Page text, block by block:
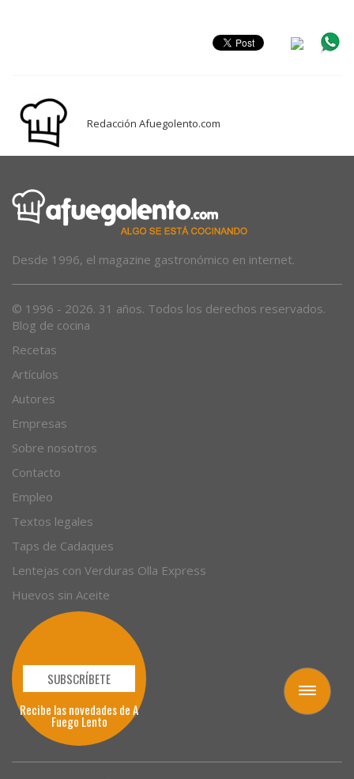
Toggle
navigation
Redacción Afuegolento.com
Desde 1996, el magazine gastronómico en internet.
© 1996 - 2026. 31 años. Todos los derechos reservados.
Blog de cocina
Recetas
Artículos
Autores
Empresas
Sobre nosotros
Contacto
Empleo
Textos legales
Taps de Cadaques
Lentejas con Verduras Olla Express
Huevos sin Aceite
SUBSCRÍBETE
Recibe las novedades de A
Fuego Lento